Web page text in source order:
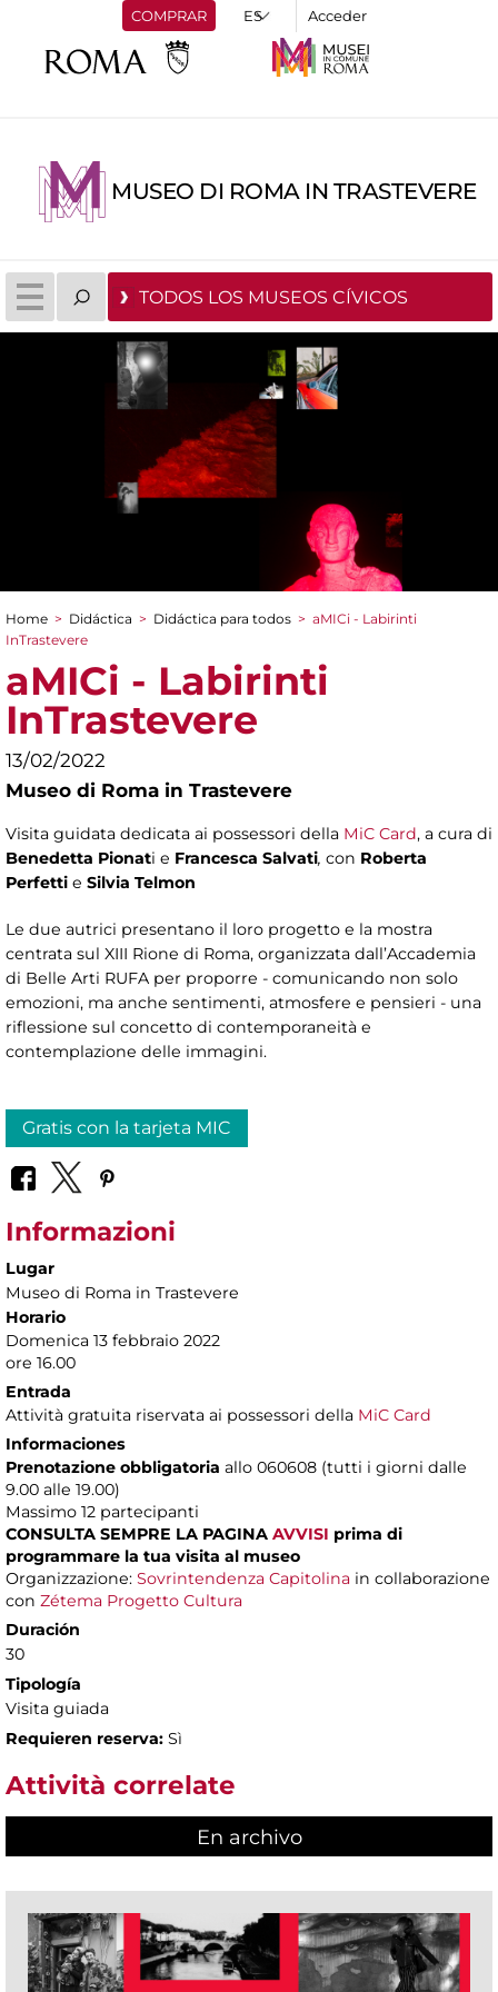
COMPRAR Acceder
MUSEO DI ROMA IN TRASTEVERE
TODOS LOS MUSEOS CÍVICOS
You are here
Home > Didáctica > Didáctica para todos > aMICi - Labirinti
InTrastevere
aMICi - Labirinti
InTrastevere
13/02/2022
Museo di Roma in Trastevere
Visita guidata dedicata ai possessori della MiC Card, a cura di
Benedetta Pionati e Francesca Salvati, con Roberta
Perfetti e Silvia Telmon
Le due autrici presentano il loro progetto e la mostra
centrata sul XIII Rione di Roma, organizzata dall’Accademia
di Belle Arti RUFA per proporre - comunicando non solo
emozioni, ma anche sentimenti, atmosfere e pensieri - una
riflessione sul concetto di contemporaneità e
contemplazione delle immagini.
Gratis con la tarjeta MIC
Informazioni
Lugar
Museo di Roma in Trastevere
Horario
Domenica 13 febbraio 2022
ore 16.00
Entrada
Attività gratuita riservata ai possessori della MiC Card
Informaciones
Prenotazione obbligatoria allo 060608 (tutti i giorni dalle
9.00 alle 19.00)
Massimo 12 partecipanti
CONSULTA SEMPRE LA PAGINA AVVISI prima di
programmare la tua visita al museo
Organizzazione: Sovrintendenza Capitolina in collaborazione
con Zétema Progetto Cultura
Duración
30
Tipología
Visita guiada
Requieren reserva: Sì
Attività correlate
En archivo